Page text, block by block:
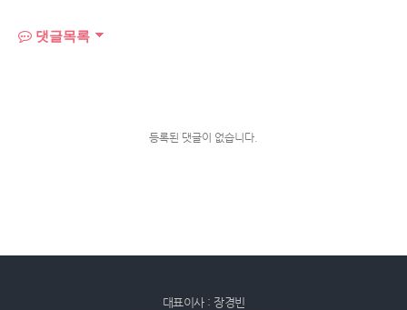
댓글목록
등록된 댓글이 없습니다.
대표이사 : 장경빈